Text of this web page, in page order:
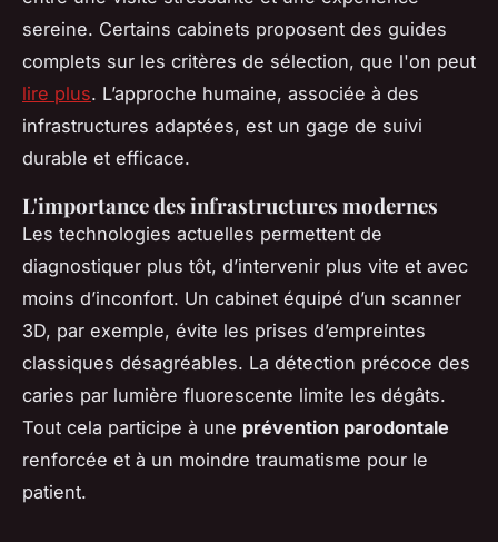
sereine. Certains cabinets proposent des guides
complets sur les critères de sélection, que l'on peut
lire plus. L’approche humaine, associée à des
infrastructures adaptées, est un gage de suivi
durable et efficace.
L'importance des infrastructures modernes
Les technologies actuelles permettent de
diagnostiquer plus tôt, d’intervenir plus vite et avec
moins d’inconfort. Un cabinet équipé d’un scanner
3D, par exemple, évite les prises d’empreintes
classiques désagréables. La détection précoce des
caries par lumière fluorescente limite les dégâts.
Tout cela participe à une prévention parodontale
renforcée et à un moindre traumatisme pour le
patient.